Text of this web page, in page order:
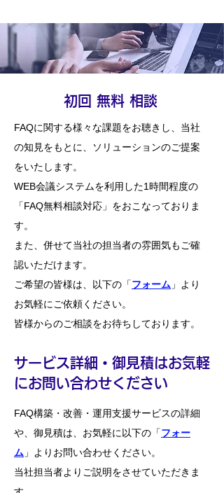
​初回 無料 相談
FAQに関する様々な課題をお聴きし、当社
の知見をもとに、ソリューションのご提案
をいたします。
WEB会議システムを利用した1時間程度の
「FAQ無料相談対応」をおこなっておりま
す。
また、併せて当社の担当者の雰囲気もご確
認いただけます。
ご希望の皆様は、以下の「フォーム 」より
お気軽にご依頼ください。
皆様からのご相談をお待ちしております。
サービス詳細・御見積はお気軽
にお問い合わせください
FAQ構築・改善・運用支援サービスの詳細
や、御見積は、お気軽に以下の「フォー
ム 」よりお問い合わせください。
当社担当者よりご説明をさせていただきま